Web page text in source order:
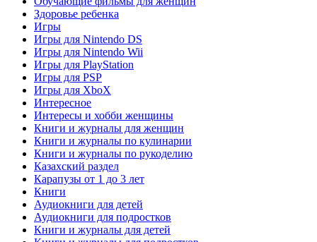
Здоровье ребенка
Игры
Игры для Nintendo DS
Игры для Nintendo Wii
Игры для PlayStation
Игры для PSP
Игры для XboX
Интересное
Интересы и хобби женщины
Книги и журналы для женщин
Книги и журналы по кулинарии
Книги и журналы по рукоделию
Казахский раздел
Карапузы от 1 до 3 лет
Книги
Аудиокниги для детей
Аудиокниги для подростков
Книги и журналы для детей